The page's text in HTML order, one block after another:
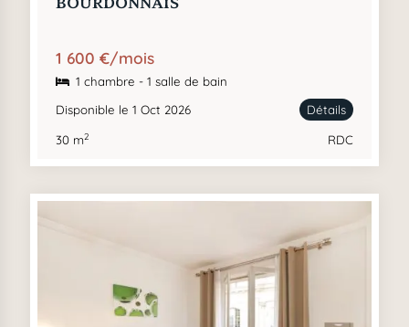
1 600 €/mois
1 chambre - 1 salle de bain
Disponible le 1 Oct 2026
Détails
30 m2 RDC